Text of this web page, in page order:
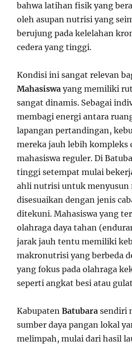
bahwa latihan fisik yang
oleh asupan nutrisi yang
berujung pada kelelahan
cedera yang tinggi.
Kondisi ini sangat relevan
Mahasiswa yang memiliki
sangat dinamis. Sebagai
membagi energi antara
lapangan pertandingan,
mereka jauh lebih kompleks
mahasiswa reguler. Di
tinggi setempat mulai
ahli nutrisi untuk menyusun
disesuaikan dengan jenis
ditekuni. Mahasiswa yang
olahraga daya tahan
jarak jauh tentu memiliki
makronutrisi yang berbeda
yang fokus pada olahraga
seperti angkat besi atau
KabupatenBatubara sendiri
sumber daya pangan lokal
melimpah, mulai dari hasil